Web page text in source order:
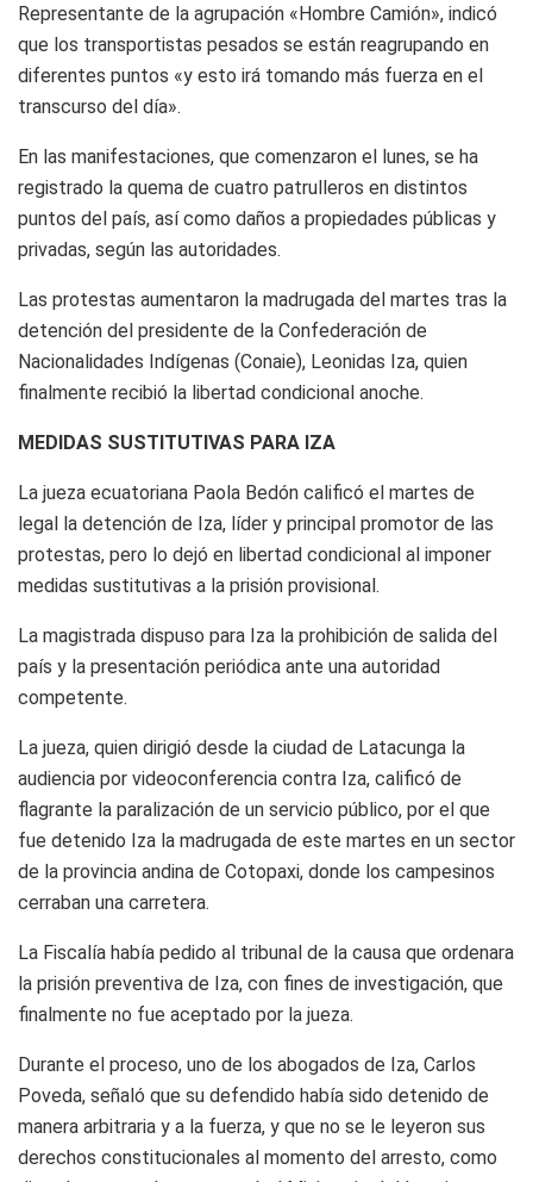
Representante de la agrupación «Hombre Camión», indicó
que los transportistas pesados se están reagrupando en
diferentes puntos «y esto irá tomando más fuerza en el
transcurso del día».
En las manifestaciones, que comenzaron el lunes, se ha
registrado la quema de cuatro patrulleros en distintos
puntos del país, así como daños a propiedades públicas y
privadas, según las autoridades.
Las protestas aumentaron la madrugada del martes tras la
detención del presidente de la Confederación de
Nacionalidades Indígenas (Conaie), Leonidas Iza, quien
finalmente recibió la libertad condicional anoche.
MEDIDAS SUSTITUTIVAS PARA IZA
La jueza ecuatoriana Paola Bedón calificó el martes de
legal la detención de Iza, líder y principal promotor de las
protestas, pero lo dejó en libertad condicional al imponer
medidas sustitutivas a la prisión provisional.
La magistrada dispuso para Iza la prohibición de salida del
país y la presentación periódica ante una autoridad
competente.
La jueza, quien dirigió desde la ciudad de Latacunga la
audiencia por videoconferencia contra Iza, calificó de
flagrante la paralización de un servicio público, por el que
fue detenido Iza la madrugada de este martes en un sector
de la provincia andina de Cotopaxi, donde los campesinos
cerraban una carretera.
La Fiscalía había pedido al tribunal de la causa que ordenara
la prisión preventiva de Iza, con fines de investigación, que
finalmente no fue aceptado por la jueza.
Durante el proceso, uno de los abogados de Iza, Carlos
Poveda, señaló que su defendido había sido detenido de
manera arbitraria y a la fuerza, y que no se le leyeron sus
derechos constitucionales al momento del arresto, como